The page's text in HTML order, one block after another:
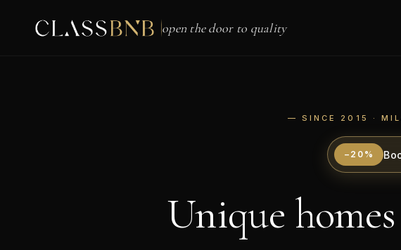
open the door to quality
— SINCE 2015 ·
−20%
Unique